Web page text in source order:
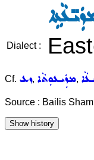
Dialect :
Cf. ܙܥ, ܡܙܲܝܥܘܼܬܵܐ,
Source : Bailis